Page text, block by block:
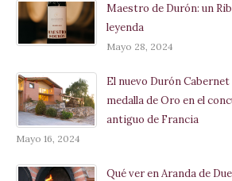
Maestro de Durón: un
leyenda
Mayo 28, 2024
El nuevo Durón
medalla de Oro en el
antiguo de Francia
Mayo 16, 2024
Qué ver en Aranda de